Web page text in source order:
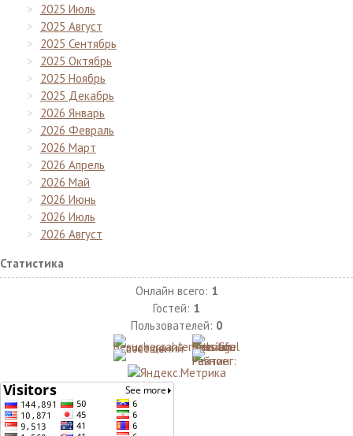
2025 Июль
2025 Август
2025 Сентябрь
2025 Октябрь
2025 Ноябрь
2025 Декабрь
2026 Январь
2026 Февраль
2026 Март
2026 Апрель
2026 Май
2026 Июнь
2026 Июль
2026 Август
Статистика
Онлайн всего: 1
Гостей: 1
Пользователей: 0